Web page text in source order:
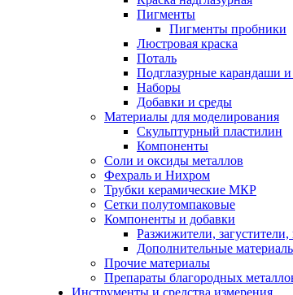
Пигменты
Пигменты пробники
Люстровая краска
Поталь
Подглазурные карандаши
Наборы
Добавки и среды
Материалы для моделирования
Скульптурный пластилин
Компоненты
Соли и оксиды металлов
Фехраль и Нихром
Трубки керамические МКР
Сетки полутомпаковые
Компоненты и добавки
Разжижители, загустители,
Дополнительные
Прочие материалы
Препараты благородных
Инструменты и средства измерения